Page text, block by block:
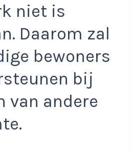
niet is
Daarom zal
bewoners
bij
van andere